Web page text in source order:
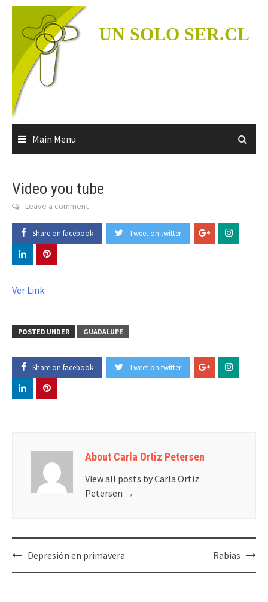
Skip
content
UN SOLO SER.CL
Main Menu
Video you tube
Leave a comment
Share on facebook Tweet on twitter
Ver Link
POSTED UNDER GUADALUPE
Share on facebook Tweet on twitter
About Carla Ortiz Petersen
View all posts by Carla Ortiz
Petersen →
Post
navigation
Depresión en primavera Rabias